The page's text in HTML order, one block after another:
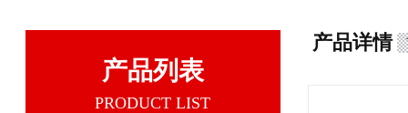
产品列表
PRODUCT LIST
产品详情